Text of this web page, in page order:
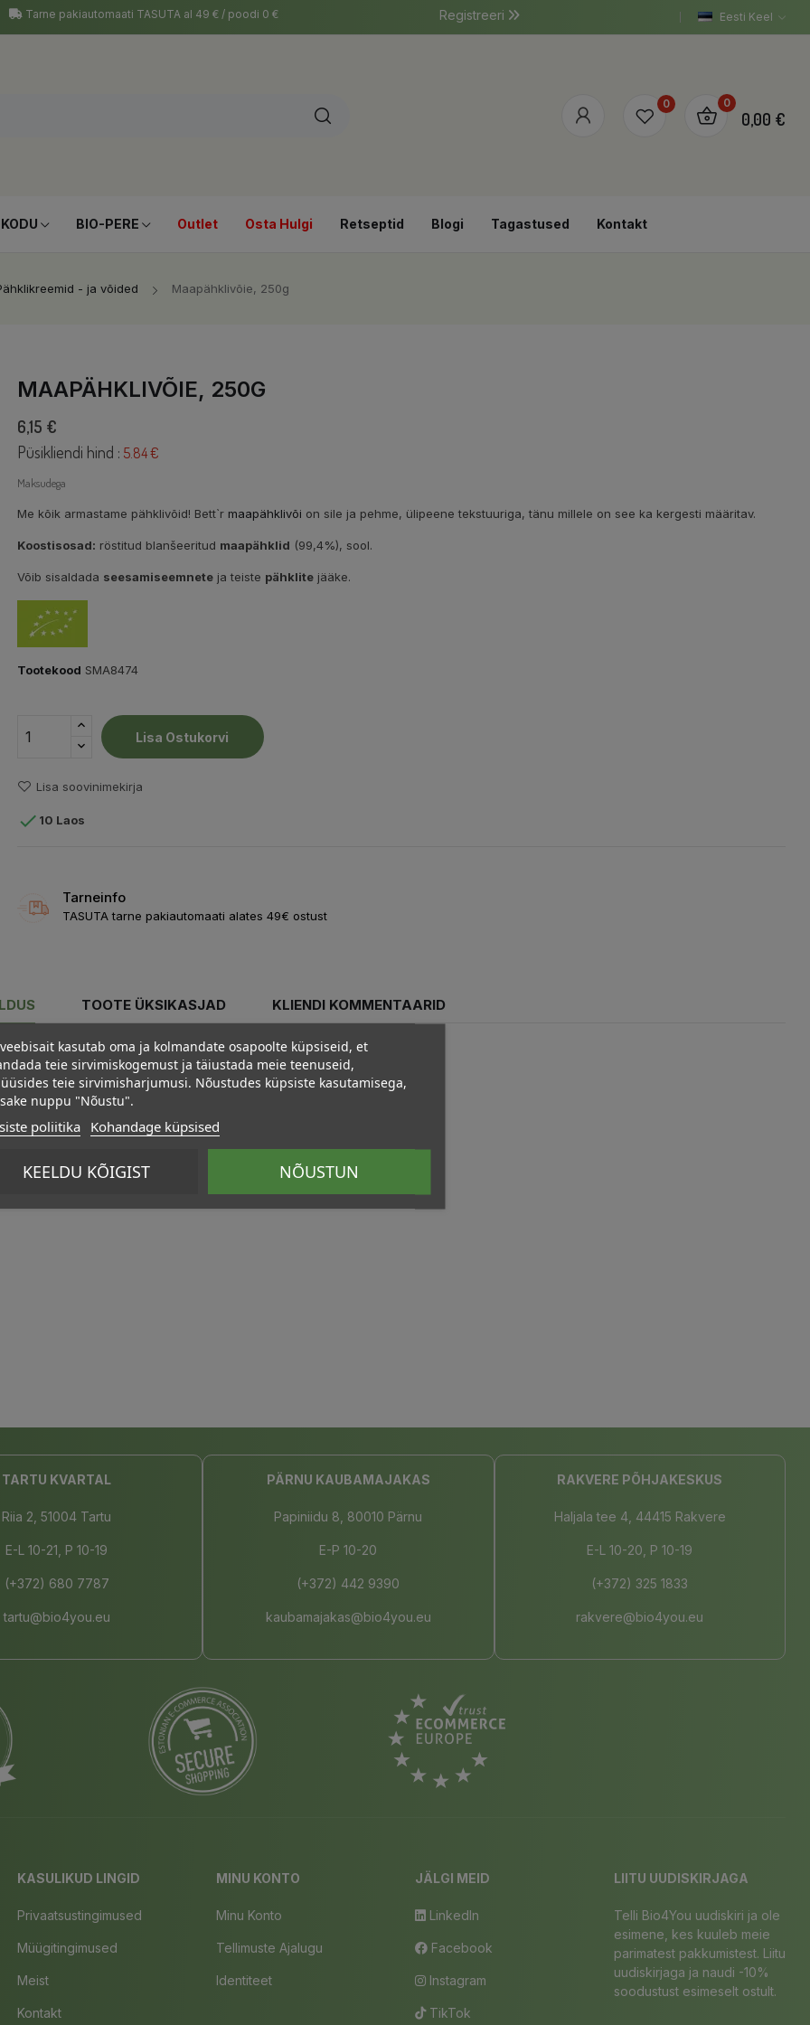
Tarne pakiautomaati TASUTA al 49 € / poodi 0 € Eesti Keel
Registreeri
0 0
0,00 €
BIO-PERE Outlet Osta Hulgi Retseptid Blogi Tagastused Kontakt
- ja võided Maapähklivõie, 250g
MAAPÄHKLIVÕIE, 250G
6,15 €
Püsikliendi hind : 5.84 €
Maksudega
Me kõik armastame pähklivõid! Bett`r maapähklivõi on sile ja pehme, ülipeene tekstuuriga, tänu millele on see ka kergesti määritav.
Koostisosad: röstitud blanšeeritud maapähklid (99,4%), sool.
Võib sisaldada seesamiseemneteja teiste pähklitejääke.
Tootekood SMA8474
Lisa Ostukorvi
Lisa soovinimekirja
 10 Laos
Tarneinfo
TASUTA tarne pakiautomaati alates 49€ ostust
TOOTE ÜKSIKASJAD KLIENDI KOMMENTAARID
TARTU KVARTAL
Riia 2, 51004 Tartu
E-L 10-21, P 10-19
(+372) 680 7787
tartu@bio4you.eu
PÄRNU KAUBAMAJAKAS
Papiniidu 8, 80010 Pärnu
E-P 10-20
(+372) 442 9390
kaubamajakas@bio4you.eu
RAKVERE PÕHJAKESKUS
Haljala tee 4, 44415 Rakvere
E-L 10-20, P 10-19
(+372) 325 1833
rakvere@bio4you.eu
KASULIKUD LINGID
Privaatsustingimused
Müügitingimused
Meist
Kontakt
MINU KONTO
Minu Konto
Tellimuste Ajalugu
Identiteet
JÄLGI MEID
LinkedIn
Facebook
Instagram
TikTok
LIITU UUDISKIRJAGA
Telli Bio4You uudiskiri ja ole
esimene, kes kuuleb meie
parimatest pakkumistest. Liitu
uudiskirjaga ja naudi -10%
soodustust esimeselt ostult.
kasutab oma ja kolmandate osapoolte küpsiseid, et
teie sirvimiskogemust ja täiustada meie teenuseid,
teie sirvimisharjumusi. Nõustudes küpsiste kasutamisega,
nuppu "Nõustu".
poliitika Kohandage küpsised
KEELDU KÕIGIST NÕUSTUN